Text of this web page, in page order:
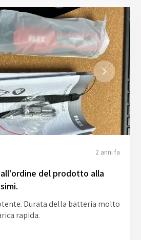
2 anni fa
del prodotto alla
Durata della batteria molto
rapida.